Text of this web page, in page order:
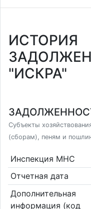
ИСТОРИЯ
"ИСКРА"
Субъекты
(сборам), пеням и
Инспекция МНС
Отчетная дата
Дополнительная
информация (код